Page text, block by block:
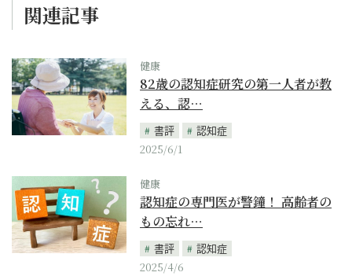
関連記事
健康
82歳の認知症研究の第一人者が教
える、認…
書評
認知症
2025/6/1
健康
認知症の専門医が警鐘！ 高齢者の
もの忘れ…
書評
認知症
2025/4/6